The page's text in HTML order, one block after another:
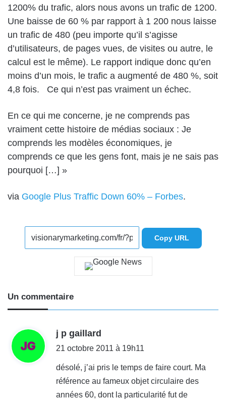
1200% du trafic, alors nous avons un trafic de 1200.
Une baisse de 60 % par rapport à 1 200 nous laisse
un trafic de 480 (peu importe qu’il s’agisse
d’utilisateurs, de pages vues, de visites ou autre, le
calcul est le même). Le rapport indique donc qu’en
moins d’un mois, le trafic a augmenté de 480 %, soit
4,8 fois. Ce qui n’est pas vraiment un échec.
En ce qui me concerne, je ne comprends pas
vraiment cette histoire de médias sociaux : Je
comprends les modèles économiques, je
comprends ce que les gens font, mais je ne sais pas
pourquoi […] »
via Google Plus Traffic Down 60% – Forbes.
Copy URL
Un commentaire
j p gaillard
i
21 octobre 2011 à 19h11
désolé, j’ai pris le temps de faire court. Ma
référence au fameux objet circulaire des
années 60, dont la particularité fut de